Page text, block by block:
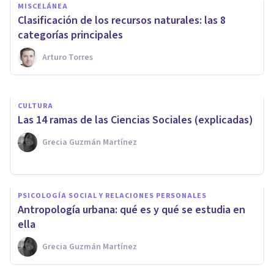
MISCELÁNEA
Clasificación de los recursos naturales: las 8
categorías principales
Arturo Torres
Sociedad Postindustrial: su
historia y características
Grecia Guzmán Martínez
CULTURA
Las 14 ramas de las Ciencias Sociales (explicadas)
Grecia Guzmán Martínez
PSICOLOGÍA SOCIAL Y RELACIONES PERSONALES
Antropología urbana: qué es y qué se estudia en
ella
Grecia Guzmán Martínez